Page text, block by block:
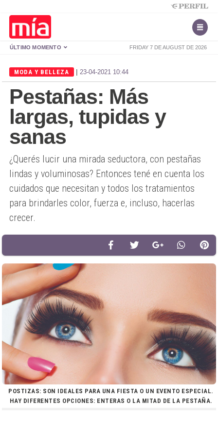
FRIDAY 7 DE AUGUST DE 2026
ÚLTIMO MOMENTO
MODA Y BELLEZA | 23-04-2021 10:44
Pestañas: Más
largas, tupidas y
sanas
¿Querés lucir una mirada seductora, con pestañas
lindas y voluminosas? Entonces tené en cuenta los
cuidados que necesitan y todos los tratamientos
para brindarles color, fuerza e, incluso, hacerlas
crecer.
POSTIZAS: SON IDEALES PARA UNA FIESTA O UN EVENTO ESPECIAL.
HAY DIFERENTES OPCIONES: ENTERAS O LA MITAD DE LA PESTAÑA.